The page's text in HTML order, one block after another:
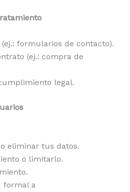
formularios de contacto).
(ej.: compra de
legal.
eliminar tus datos.
o limitarlo.
formal a